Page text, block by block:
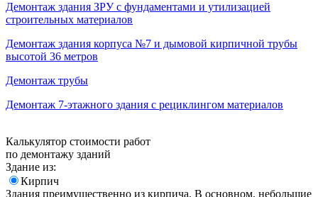
Демонтаж здания ЗРУ с фундаментами и утилизацией
строительных материалов
Демонтаж здания корпуса №7 и дымовой кирпичной трубы
высотой 36 метров
Демонтаж трубы
Демонтаж 7-этажного здания с рециклингом материалов
Калькулятор стоимости работ
по демонтажу зданий
Здание из:
Кирпич
Здания преимущественно из кирпича. В основном, небольшие